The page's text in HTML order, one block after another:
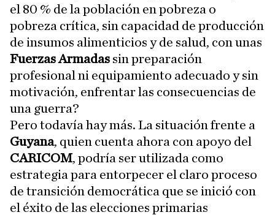
el 80 % de la población en pobreza o
pobreza crítica, sin capacidad de producción
de insumos alimenticios y de salud, con unas
Fuerzas Armadas sin preparación
profesional ni equipamiento adecuado y sin
motivación, enfrentar las consecuencias de
una guerra?
Pero todavía hay más. La situación frente a
Guyana, quien cuenta ahora con apoyo del
CARICOM, podría ser utilizada como
estrategia para entorpecer el claro proceso
de transición democrática que se inició con
el éxito de las elecciones primarias